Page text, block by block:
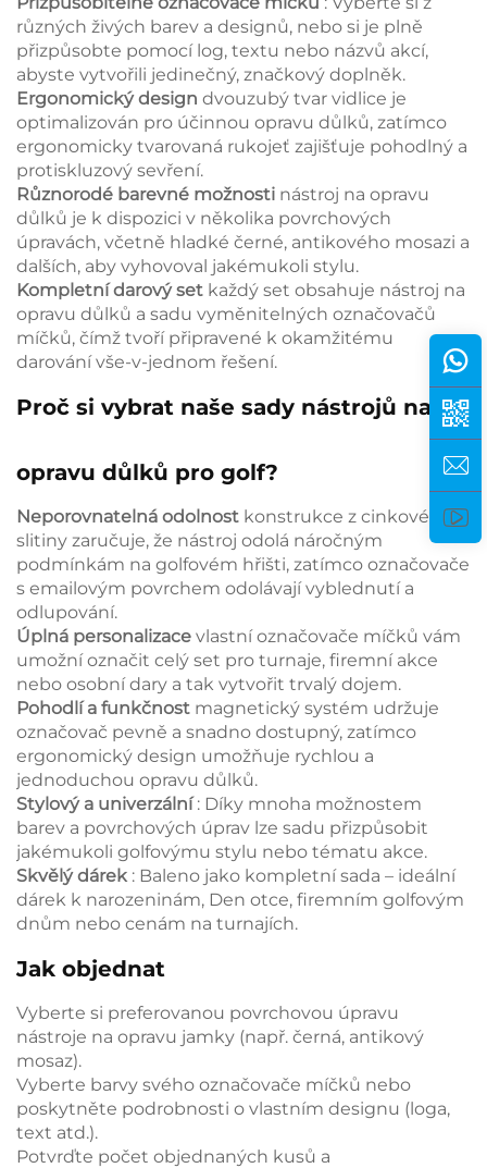
různých živých barev a designů, nebo si je plně
přizpůsobte pomocí log, textu nebo názvů akcí,
abyste vytvořili jedinečný, značkový doplněk.
Ergonomický design dvouzubý tvar vidlice je
optimalizován pro účinnou opravu důlků, zatímco
ergonomicky tvarovaná rukojeť zajišťuje pohodlný a
protiskluzový sevření.
Různorodé barevné možnosti nástroj na opravu
důlků je k dispozici v několika povrchových
úpravách, včetně hladké černé, antikového mosazi a
dalších, aby vyhovoval jakémukoli stylu.
Kompletní darový set každý set obsahuje nástroj na
opravu důlků a sadu vyměnitelných označovačů
míčků, čímž tvoří připravené k okamžitému
darování vše-v-jednom řešení.
Proč si vybrat naše sady nástrojů na
opravu důlků pro golf?
Neporovnatelná odolnost konstrukce z cinkové
slitiny zaručuje, že nástroj odolá náročným
podmínkám na golfovém hřišti, zatímco označovače
s emailovým povrchem odolávají vyblednutí a
odlupování.
Úplná personalizace vlastní označovače míčků vám
umožní označit celý set pro turnaje, firemní akce
nebo osobní dary a tak vytvořit trvalý dojem.
Pohodlí a funkčnost magnetický systém udržuje
označovač pevně a snadno dostupný, zatímco
ergonomický design umožňuje rychlou a
jednoduchou opravu důlků.
Stylový a univerzální: Díky mnoha možnostem
barev a povrchových úprav lze sadu přizpůsobit
jakémukoli golfovýmu stylu nebo tématu akce.
Skvělý dárek : Baleno jako kompletní sada – ideální
dárek k narozeninám, Den otce, firemním golfovým
dnům nebo cenám na turnajích.
Jak objednat
Vyberte si preferovanou povrchovou úpravu
nástroje na opravu jamky (např. černá, antikový
mosaz).
Vyberte barvy svého označovače míčků nebo
poskytněte podrobnosti o vlastním designu (loga,
text atd.).
Potvrďte počet objednaných kusů a